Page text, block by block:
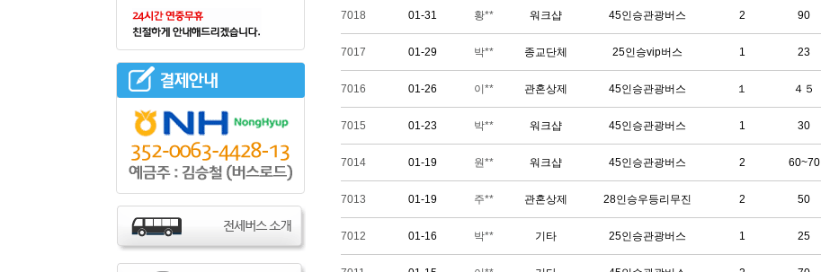
7018 01-31 황** 워크샵 45인승관광버스 2 90
7017 01-29 박** 종교단체 25인승vip버스 1 23
7016 01-26 이** 관혼상제 45인승관광버스 １ ４５
7015 01-23 박** 워크샵 45인승관광버스 1 30
7014 01-19 원** 워크샵 45인승관광버스 2 60~70
7013 01-19 주** 관혼상제 28인승우등리무진 2 50
7012 01-16 박** 기타 25인승관광버스 1 25